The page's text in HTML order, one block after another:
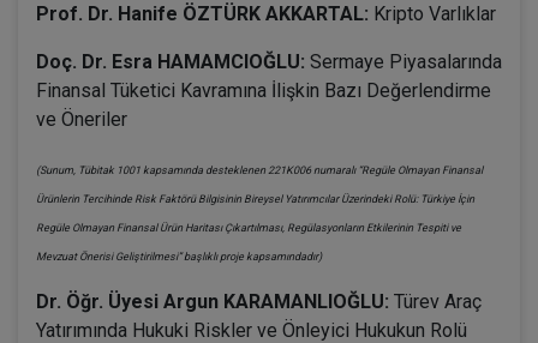
Prof. Dr. Hanife ÖZTÜRK AKKARTAL: Kripto Varlıklar
Doç. Dr. Esra HAMAMCIOĞLU: Sermaye Piyasalarında
Finansal Tüketici Kavramına İlişkin Bazı Değerlendirme
ve Öneriler
(Sunum, Tübitak 1001 kapsamında desteklenen 221K006 numaralı “Regüle Olmayan Finansal
Ürünlerin Tercihinde Risk Faktörü Bilgisinin Bireysel Yatırımcılar Üzerindeki Rolü: Türkiye İçin
Regüle Olmayan Finansal Ürün Haritası Çıkartılması, Regülasyonların Etkilerinin Tespiti ve
Mevzuat Önerisi Geliştirilmesi” başlıklı proje kapsamındadır)
Dr. Öğr. Üyesi Argun KARAMANLIOĞLU: Türev Araç
Yatırımında Hukuki Riskler ve Önleyici Hukukun Rolü